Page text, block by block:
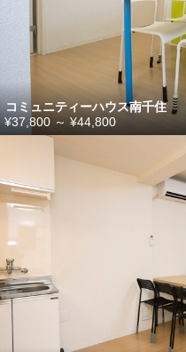
コミュニティーハウス南千住
¥37,800 ～ ¥44,800